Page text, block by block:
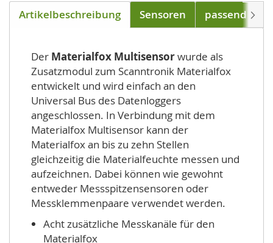
Artikelbeschreibung Sensoren passend für
Der Materialfox Multisensorwurde als
Zusatzmodul zum Scanntronik Materialfox
entwickelt und wird einfach an den
Universal Bus des Datenloggers
angeschlossen. In Verbindung mit dem
Materialfox Multisensor kann der
Materialfox an bis zu zehn Stellen
gleichzeitig die Materialfeuchte messen und
aufzeichnen. Dabei können wie gewohnt
entweder Messspitzensensoren oder
Messklemmenpaare verwendet werden.
Acht zusätzliche Messkanäle für den
Materialfox